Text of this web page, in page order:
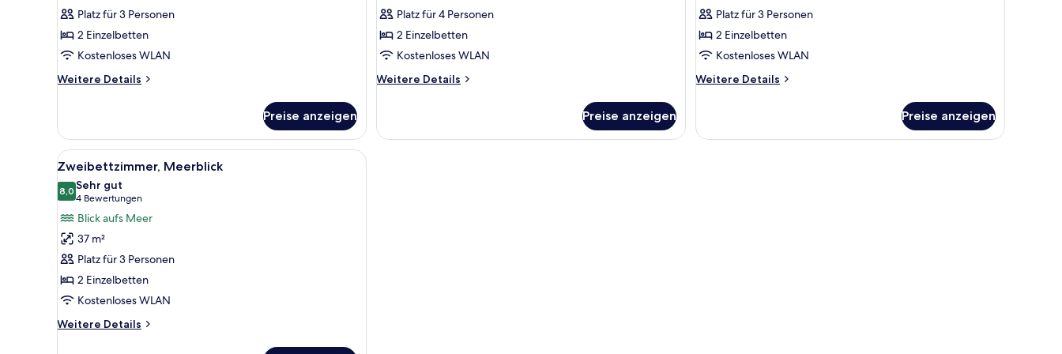
Platz für 3 Personen
2 Einzelbetten
Kostenloses WLAN
Weitere Details
Weitere
Preise anzeigen
Platz für 4 Personen
2 Einzelbetten
Kostenloses WLAN
Weitere Details
Weitere
Suite
Preise anzeigen
Platz für 3 Personen
2 Einzelbetten
Kostenloses WLAN
Weitere Details
Weitere
Gartenblick
Preise anzeigen
Alle
Fotos
für
Zweibettzimmer,
Meerblick
anzeigen
Ein Balkon mit Blick auf Stadt und Meer, inklusive Tisch, zwei Stühle und einer Couch.
7
Zweibettzimmer, Meerblick
8,08,0 von 10
Sehr gut
4 Bewertungen
(4
Bewertungen)
Blick aufs Meer
37 m²
Platz für 3 Personen
2 Einzelbetten
Kostenloses WLAN
Weitere Details
Weitere